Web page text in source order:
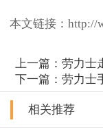
本文链接：http://
上一篇：劳力士
下一篇：劳力士
相关推荐